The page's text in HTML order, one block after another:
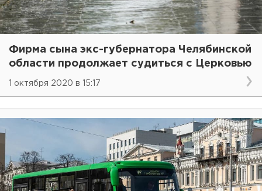
Фирма сына экс-губернатора Челябинской
области продолжает судиться с Церковью
1 октября 2020 в 15:17